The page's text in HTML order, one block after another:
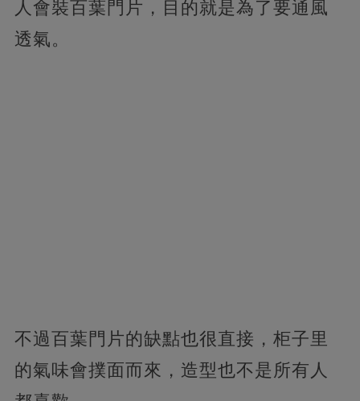
人會裝百葉門片，目的就是為了要通風
透氣。
不過百葉門片的缺點也很直接，柜子里
的氣味會撲面而來，造型也不是所有人